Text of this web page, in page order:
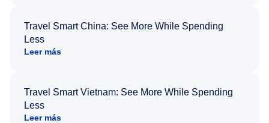
Travel Smart China: See More While Spending
Less
Leer más
Travel Smart Vietnam: See More While Spending
Less
Leer más